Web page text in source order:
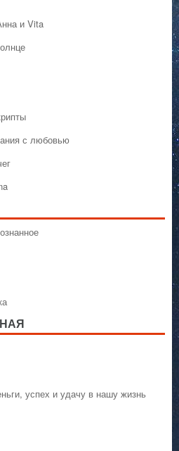
и Vita
с любовью
успех и удачу в нашу жизнь